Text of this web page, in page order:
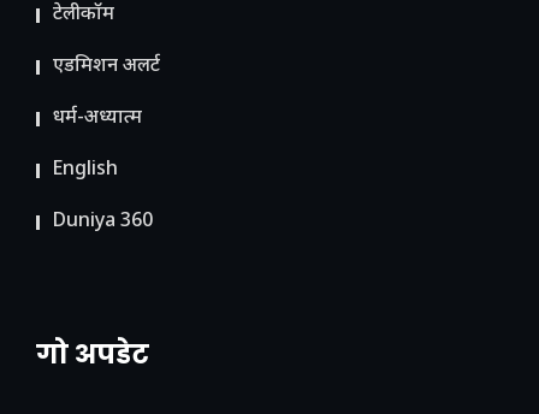
टेलीकॉम
ए​डमिशन अलर्ट
धर्म-अध्यात्म
English
Duniya 360
गो अपडेट